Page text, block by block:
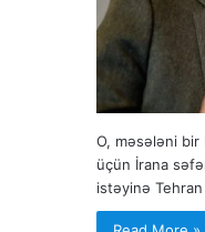
O, məsələni
üçün İrana
istəyinə